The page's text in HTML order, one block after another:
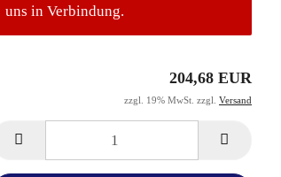
uns in Verbindung.
204,68 EUR
zzgl. 19% MwSt. zzgl. Versand